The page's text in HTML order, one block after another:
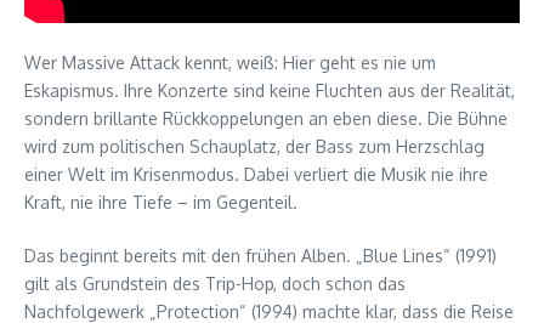
Wer Massive Attack kennt, weiß: Hier geht es nie um
Eskapismus. Ihre Konzerte sind keine Fluchten aus der Realität,
sondern brillante Rückkoppelungen an eben diese. Die Bühne
wird zum politischen Schauplatz, der Bass zum Herzschlag
einer Welt im Krisenmodus. Dabei verliert die Musik nie ihre
Kraft, nie ihre Tiefe – im Gegenteil.
Das beginnt bereits mit den frühen Alben. „Blue Lines“ (1991)
gilt als Grundstein des Trip-Hop, doch schon das
Nachfolgewerk „Protection“ (1994) machte klar, dass die Reise